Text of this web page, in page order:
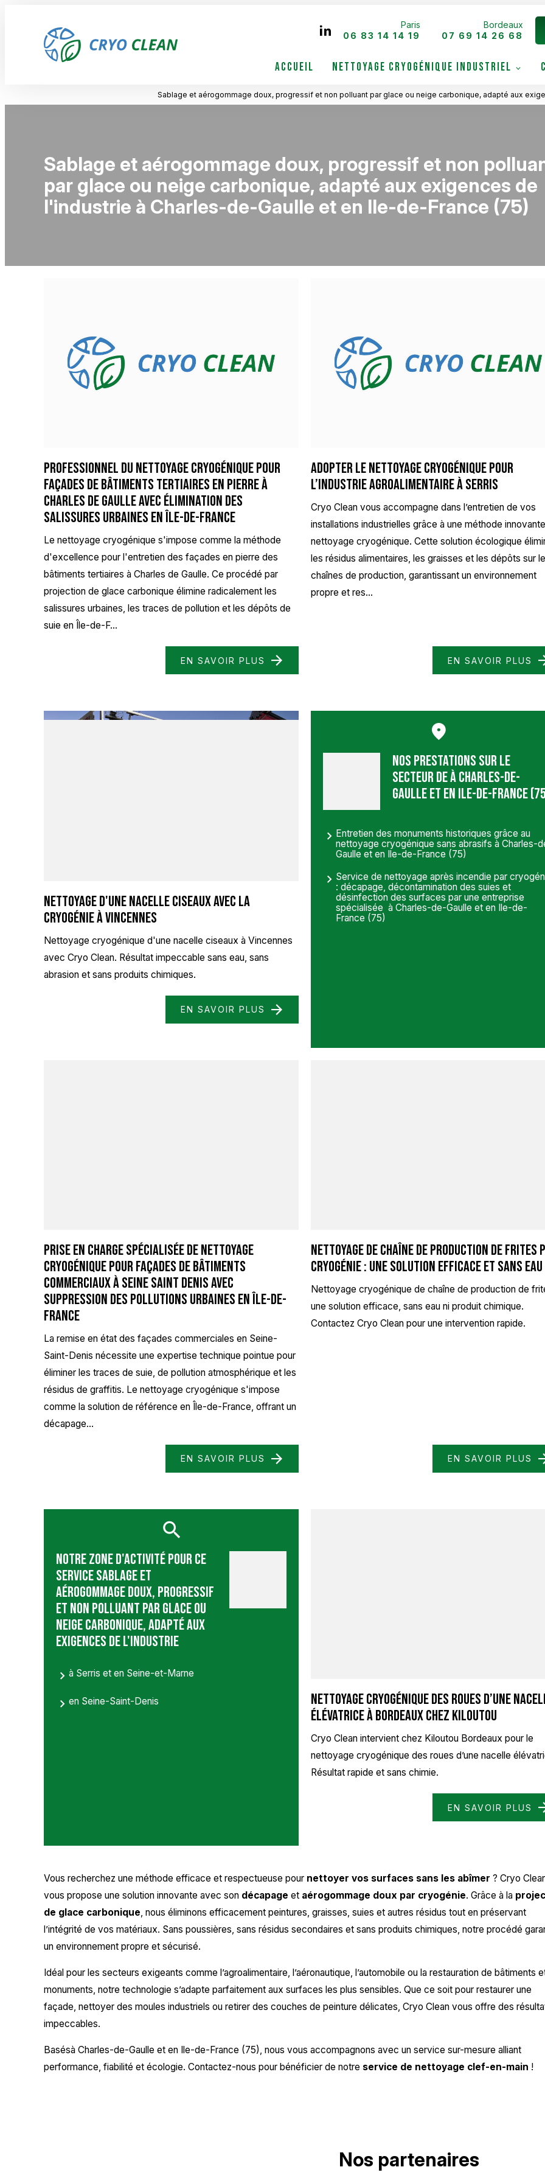
Paris
06 83 14 14 19
Bordeaux
07 69 14 26 68
ACCUEIL NETTOYAGE CRYOGÉNIQUE INDUSTRIEL
Sablage et aérogommage doux, progressif et non polluant par glace ou neige carbonique, adapté aux
Sablage et aérogommage doux, progressif et non
par glace ou neige carbonique, adapté aux exigences de
l'industrie à Charles-de-Gaulle et en Ile-de-France (75)
Professionnel du nettoyage cryogénique pour
façades de bâtiments tertiaires en pierre à
Charles de Gaulle avec élimination des
salissures urbaines en Île-de-France
Le nettoyage cryogénique s'impose comme la méthode
d'excellence pour l'entretien des façades en pierre des
bâtiments tertiaires à Charles de Gaulle. Ce procédé par
projection de glace carbonique élimine radicalement les
salissures urbaines, les traces de pollution et les dépôts de
suie en Île-de-F...
EN SAVOIR PLUS
Adopter le nettoyage cryogénique pour
l’industrie agroalimentaire à Serris
Cryo Clean vous accompagne dans l’entretien de vos
installations industrielles grâce à une méthode
nettoyage cryogénique. Cette solution écologique
les résidus alimentaires, les graisses et les dépôts sur
chaînes de production, garantissant un environnement
propre et res...
EN SAVOIR PLUS
Nettoyage d'une nacelle ciseaux avec la
cryogénie à Vincennes
Nettoyage cryogénique d'une nacelle ciseaux à Vincennes
avec Cryo Clean. Résultat impeccable sans eau, sans
abrasion et sans produits chimiques.
EN SAVOIR PLUS
Nos prestations sur le
secteur de à Charles-de-
Gaulle et en Ile-de-France
Entretien des monuments historiques grâce au
nettoyage cryogénique sans abrasifs à Charles-
Gaulle et en Ile-de-France (75)
Service de nettoyage après incendie par
: décapage, décontamination des suies et
désinfection des surfaces par une entreprise
spécialisée à Charles-de-Gaulle et en Ile-de-
France (75)
Prise en charge spécialisée de nettoyage
cryogénique pour façades de bâtiments
commerciaux à Seine Saint Denis avec
suppression des pollutions urbaines en Île-de-
France
La remise en état des façades commerciales en Seine-
Saint-Denis nécessite une expertise technique pointue pour
éliminer les traces de suie, de pollution atmosphérique et les
résidus de graffitis. Le nettoyage cryogénique s'impose
comme la solution de référence en Île-de-France, offrant un
décapage...
EN SAVOIR PLUS
Nettoyage de chaîne de production de frites
cryogénie : une solution efficace et sans eau
Nettoyage cryogénique de chaîne de production de
une solution efficace, sans eau ni produit chimique.
Contactez Cryo Clean pour une intervention rapide.
EN SAVOIR PLUS
Notre zone d'activité pour ce
service Sablage et
aérogommage doux, progressif
et non polluant par glace ou
neige carbonique, adapté aux
exigences de l'industrie
à Serris et en Seine-et-Marne
en Seine-Saint-Denis
Nettoyage cryogénique des roues d’une
élévatrice à Bordeaux chez Kiloutou
Cryo Clean intervient chez Kiloutou Bordeaux pour le
nettoyage cryogénique des roues d’une nacelle
Résultat rapide et sans chimie.
EN SAVOIR PLUS
Vous recherchez une méthode efficace et respectueuse pour nettoyer vos surfaces sans les abîmer ? Cryo
vous propose une solution innovante avec son décapage et aérogommage doux par cryogénie. Grâce à la
de glace carbonique, nous éliminons efficacement peintures, graisses, suies et autres résidus tout en préservant
l’intégrité de vos matériaux. Sans poussières, sans résidus secondaires et sans produits chimiques, notre procédé
un environnement propre et sécurisé.
Idéal pour les secteurs exigeants comme l’agroalimentaire, l’aéronautique, l’automobile ou la restauration de bâtiments
monuments, notre technologie s’adapte parfaitement aux surfaces les plus sensibles. Que ce soit pour restaurer une
façade, nettoyer des moules industriels ou retirer des couches de peinture délicates, Cryo Clean vous offre des
impeccables.
Basésà Charles-de-Gaulle et en Ile-de-France (75), nous vous accompagnons avec un service sur-mesure alliant
performance, fiabilité et écologie. Contactez-nous pour bénéficier de notre service de nettoyage clef-en-main !
Nos partenaires